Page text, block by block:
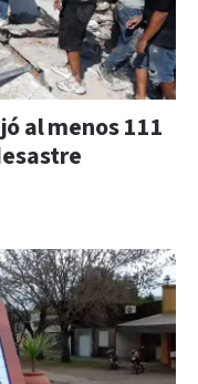
al menos 111